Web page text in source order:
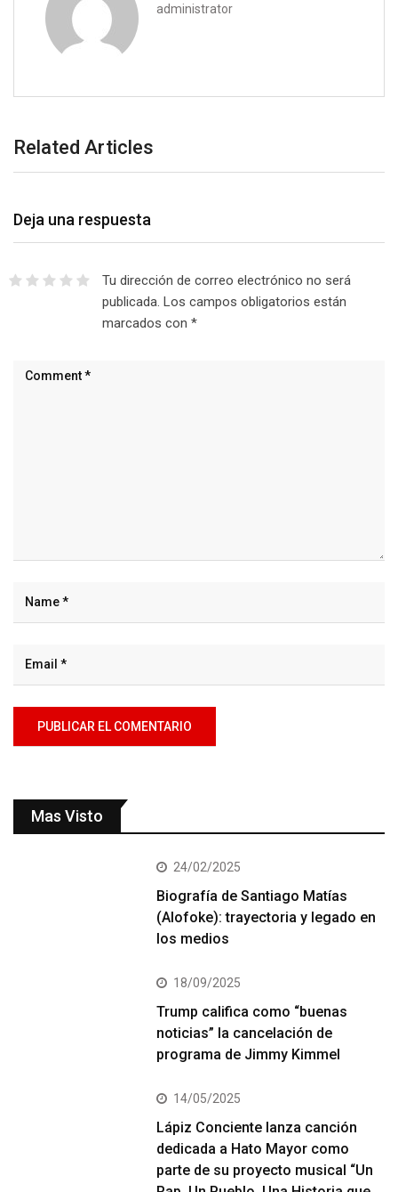
administrator
Related Articles
Deja una respuesta
Tu dirección de correo electrónico no será
publicada. Los campos obligatorios están
marcados con *
Mas Visto
24/02/2025
Biografía de Santiago Matías
(Alofoke): trayectoria y legado en
los medios
18/09/2025
Trump califica como “buenas
noticias” la cancelación de
programa de Jimmy Kimmel
14/05/2025
Lápiz Conciente lanza canción
dedicada a Hato Mayor como
parte de su proyecto musical “Un